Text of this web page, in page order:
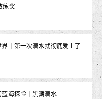
练奖
｜第一次潜水就彻底爱上了
海探险｜黑潮潜水